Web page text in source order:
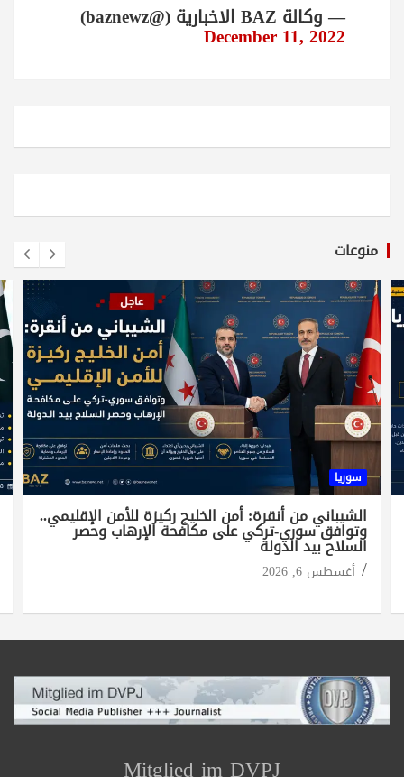
— وكالة BAZ الاخبارية (@baznewz)
December 11, 2022
منوعات
سوريا
الشيباني من أنقرة: أمن الخليج ركيزة للأمن الإقليمي..
وتوافق سوري-تركي على مكافحة الإرهاب وحصر
السلاح بيد الدولة
أغسطس 6, 2026